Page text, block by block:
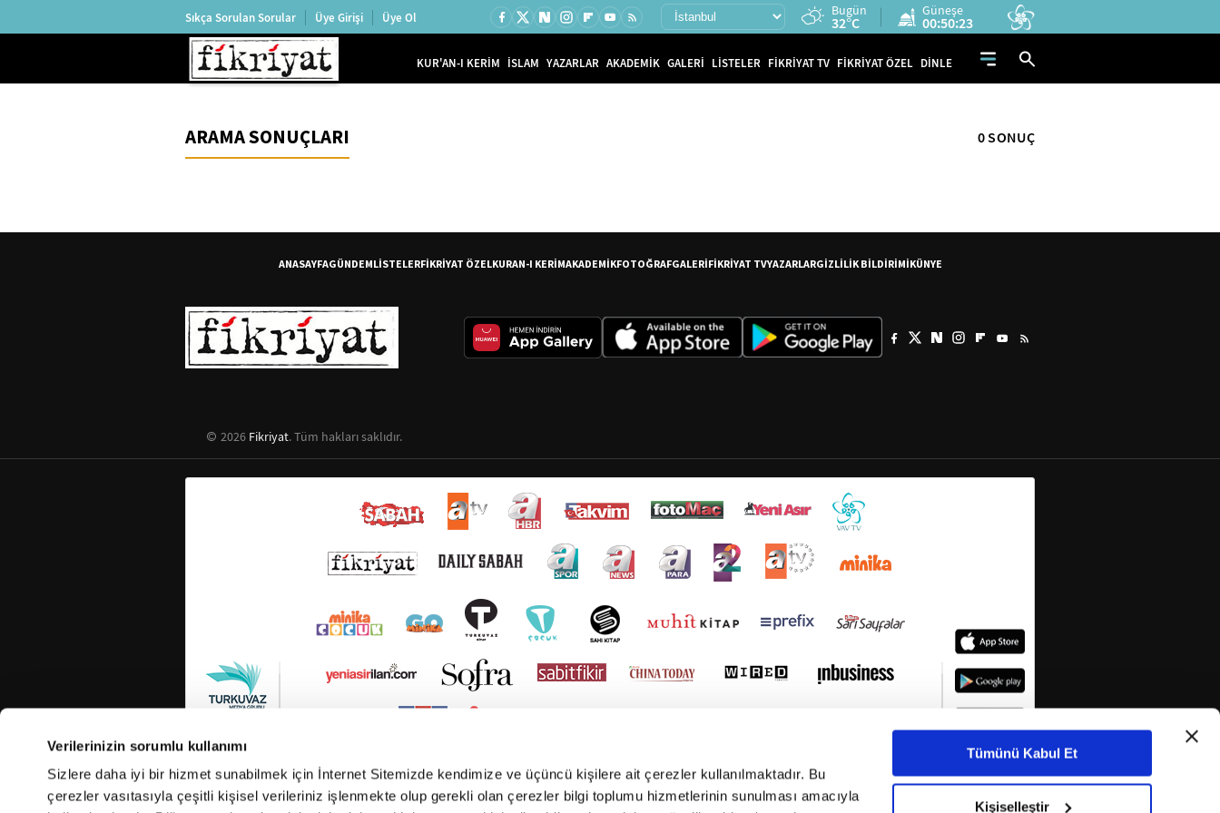
Verilerinizin sorumlu kullanımı
Sizlere daha iyi bir hizmet sunabilmek için İnternet Sitemizde kendimize ve üçüncü kişilere ait çerezler kullanılmaktadır. Bu
çerezler vasıtasıyla çeşitli kişisel verileriniz işlenmekte olup gerekli olan çerezler bilgi toplumu hizmetlerinin sunulması amacıyla
Tümünü Kabul Et
Kişiselleştir
Sıkça Sorulan Sorular Üye Girişi Üye Ol Bugün
32°C
Güneşe
00:50:23
KUR'AN-I KERİM İSLAM YAZARLAR AKADEMİK GALERİ LİSTELER FİKRİYAT TV FİKRİYAT ÖZEL DİNLE
ARAMA SONUÇLARI 0 SONUÇ
ANASAYFAGÜNDEMLİSTELERFİKRİYAT ÖZELKURAN-I KERİMAKADEMİKFOTOĞRAFGALERİFİKRİYAT TVYAZARLARGİZLİLİK BİLDİRİMİKÜNYE
2026 Fikriyat. Tüm hakları saklıdır.